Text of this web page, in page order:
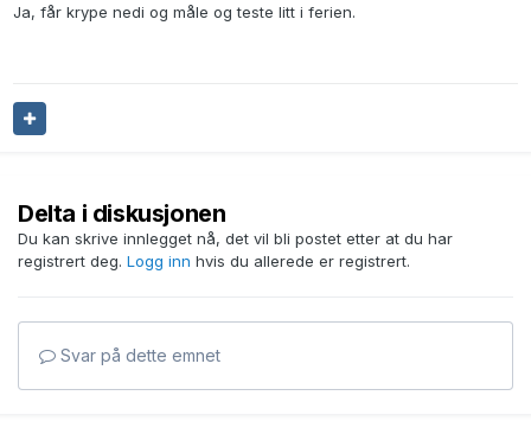
Ja, får krype nedi og måle og teste litt i ferien.
Delta i diskusjonen
Du kan skrive innlegget nå, det vil bli postet etter at du har
registrert deg. Logg inn hvis du allerede er registrert.
Svar på dette emnet